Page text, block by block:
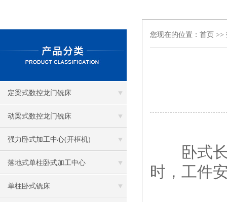
定梁式数控龙门铣床
动梁式数控龙门铣床
强力卧式加工中心(开框机)
落地式单柱卧式加工中心
单柱卧式铣床
您现在的位置： 首页 >>
卧式长
时，工件